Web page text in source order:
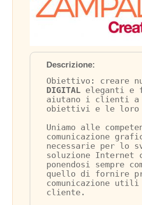
Descrizione:
Obiettivo: creare
DIGITAL eleganti e
aiutano i clienti a
obiettivi e le loro
Uniamo alle
comunicazione
necessarie per lo
soluzione Internet
ponendosi sempre
quello di fornire
comunicazione
cliente.